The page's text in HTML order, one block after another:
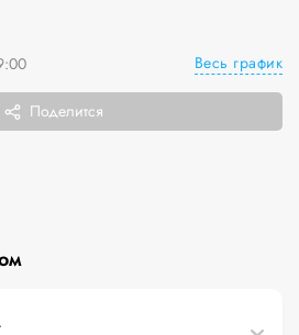
Весь график
Поделится